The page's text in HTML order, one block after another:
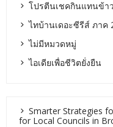
โปรตีนเชคกินแทนข้า
ไทบ้านเดอะซีรีส์ ภาค
ไม่มีหมวดหมู่
ไอเดียเพื่อชีวิตยั่งยืน
Smarter Strategies
for Local Councils in